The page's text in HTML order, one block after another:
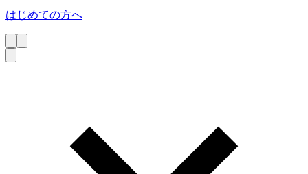
はじめての方へ